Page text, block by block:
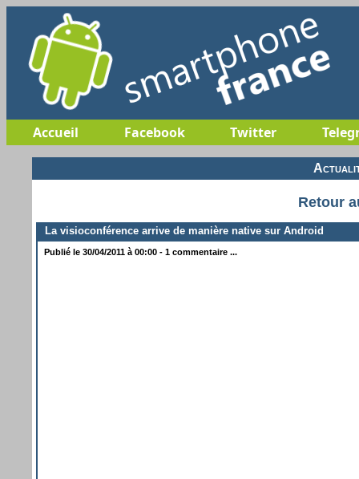
Accueil Facebook Twitter
Retour
La visioconférence arrive de manière native sur Android
Publié le 30/04/2011 à 00:00 - 1 commentaire ...